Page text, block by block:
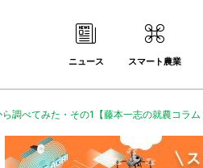
ニュース スマート農業
調べてみた・その1【藤本一志の就農コラム